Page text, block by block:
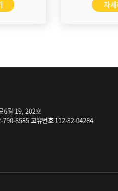
자세
6길 19, 202호
790-8585고유번호112-82-04284